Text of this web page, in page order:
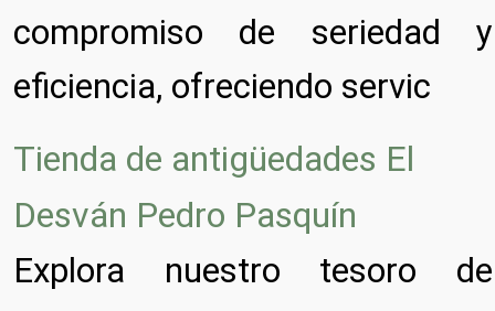
compromiso de seriedad y
eficiencia, ofreciendo servic
Tienda de antigüedades El
Desván Pedro Pasquín
Explora nuestro tesoro de